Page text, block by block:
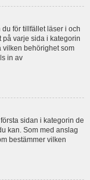
för tillfället läser i och
på varje sida i kategorin
vilken behörighet som
in av
sidan i kategorin de
kan. Som med anslag
bestämmer vilken